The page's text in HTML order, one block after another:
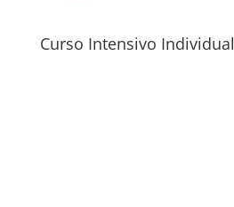
Curso Intensivo Individual